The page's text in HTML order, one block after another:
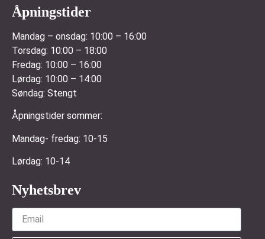
Åpningstider
Mandag – onsdag: 10:00 – 16:00
Torsdag: 10:00 – 18:00
Fredag: 10:00 – 16:00
Lørdag: 10:00 – 14:00
Søndag: Stengt
Åpningstider sommer:
Mandag- fredag: 10-15
Lørdag: 10-14
Nyhetsbrev